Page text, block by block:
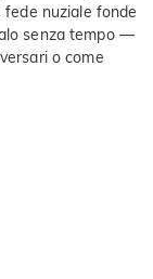
nuziale fonde
senza tempo —
o come